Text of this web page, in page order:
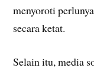
menyoroti
secara ketat.
Selain itu, media